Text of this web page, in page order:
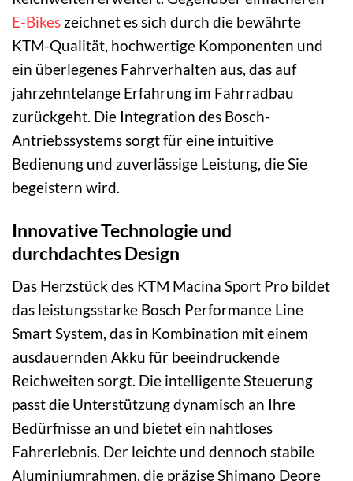
E-Bikes zeichnet es sich durch die bewährte
KTM-Qualität, hochwertige Komponenten und
ein überlegenes Fahrverhalten aus, das auf
jahrzehntelange Erfahrung im Fahrradbau
zurückgeht. Die Integration des Bosch-
Antriebssystems sorgt für eine intuitive
Bedienung und zuverlässige Leistung, die Sie
begeistern wird.
Innovative Technologie und
durchdachtes Design
Das Herzstück des KTM Macina Sport Pro bildet
das leistungsstarke Bosch Performance Line
Smart System, das in Kombination mit einem
ausdauernden Akku für beeindruckende
Reichweiten sorgt. Die intelligente Steuerung
passt die Unterstützung dynamisch an Ihre
Bedürfnisse an und bietet ein nahtloses
Fahrerlebnis. Der leichte und dennoch stabile
Aluminiumrahmen, die präzise Shimano Deore